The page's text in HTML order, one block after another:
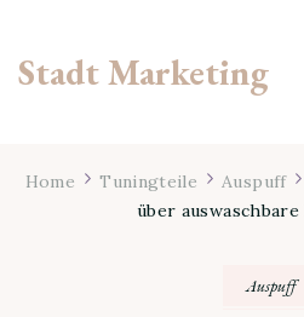
Stadt Marketing
Home Tuningteile Auspuff
über
Auspuff